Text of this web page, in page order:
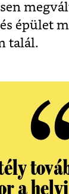
épület
talál.
a